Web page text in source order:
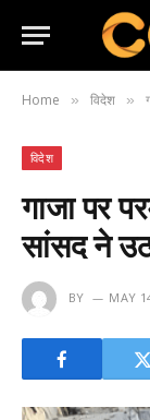
Home » विदेश »
विदेश
गाजा पर
सांसद ने
BY MAY